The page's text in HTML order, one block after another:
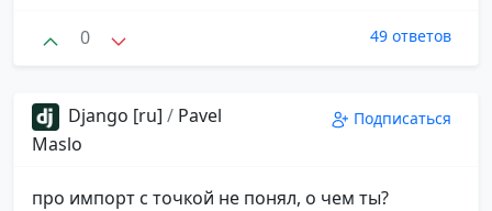
0 49 ответов
Django [ru] / Pavel
Maslo
Подписаться
про импорт с точкой не понял, о чем ты?